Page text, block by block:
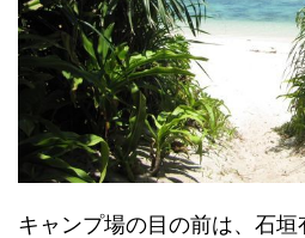
キャンプ場の目の前は、石